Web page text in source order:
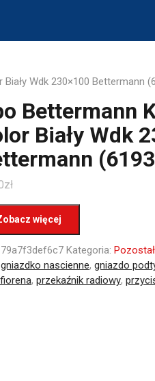
Wdk 230×100 Bettermann
Bettermann
Biały Wdk
zł
więcej
79a7f3def6c7 Kategoria:
gniazdko nascienne, gniazdo
, przekaźnik radiowy,